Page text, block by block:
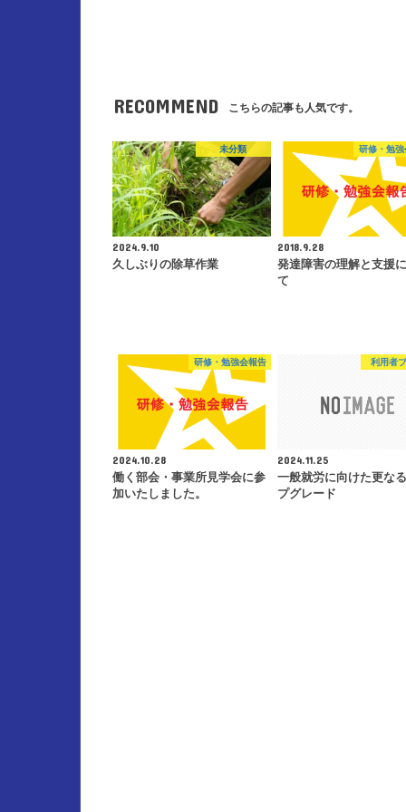
RECOMMEND こちらの記事も人気です。
未分類
2024.9.10
久しぶりの除草作業
研修・勉強
2018.9.28
発達障害の理解と支援
て
研修・勉強会報告
2024.10.28
働く部会・事業所見学会に参
加いたしました。
利用者
2024.11.25
一般就労に向けた更な
プグレード